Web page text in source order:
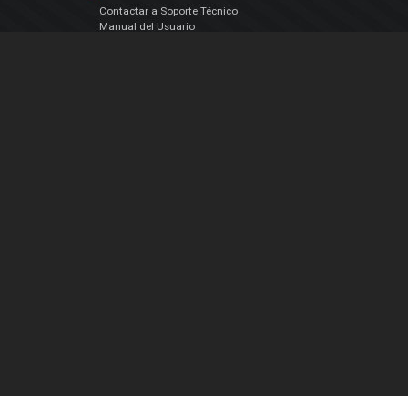
Contactar a Soporte Técnico
Manual del Usuario